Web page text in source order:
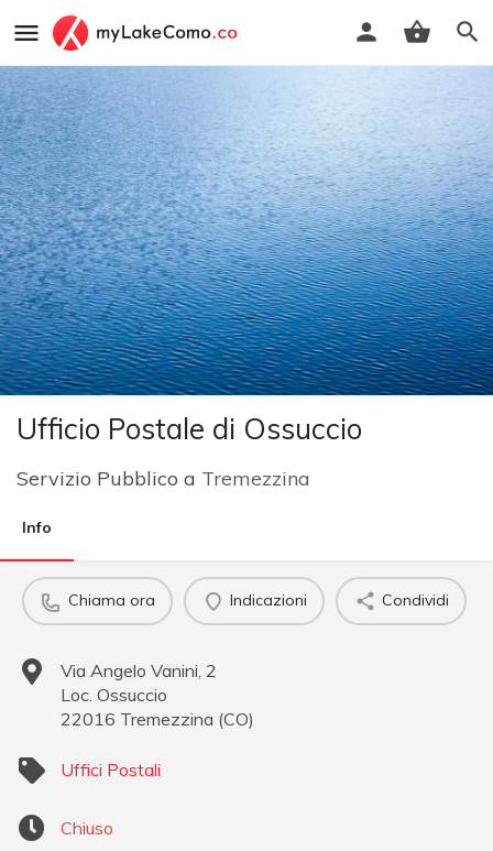
Ufficio Postale di Ossuccio
Servizio Pubblico a Tremezzina
Info
Chiama ora Indicazioni Condividi
Via Angelo Vanini, 2
Loc. Ossuccio
22016 Tremezzina (CO)
Uffici Postali
Chiuso